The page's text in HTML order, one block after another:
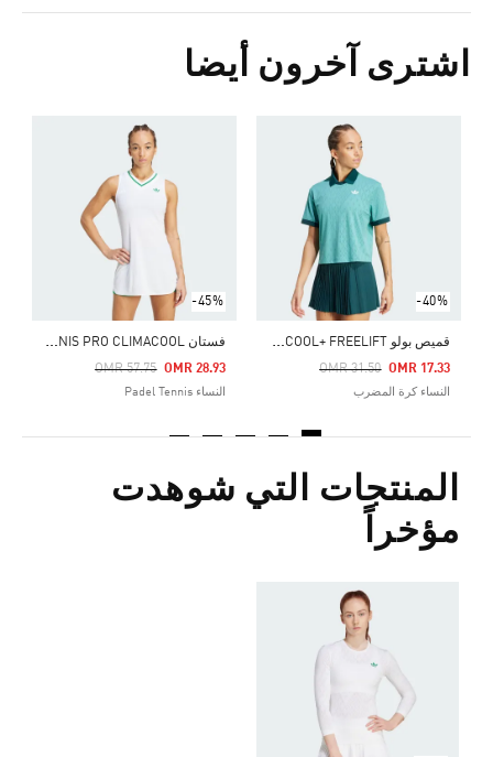
اشترى آخرون أيضا
-40%
ق
ميص بولو TENNIS PRO CLIMACOOL+ FREELIFT
Price Reduced From
OMR 31.50
To OMR 17.33
النساء كرة المضرب
-45%
ف
ستان TENNIS PRO CLIMACOOL
Price Reduced From
OMR 57.75
To OMR 28.93
النساء Padel Tennis
Price Reduced From
المنتجات التي شوهدت
مؤخراً